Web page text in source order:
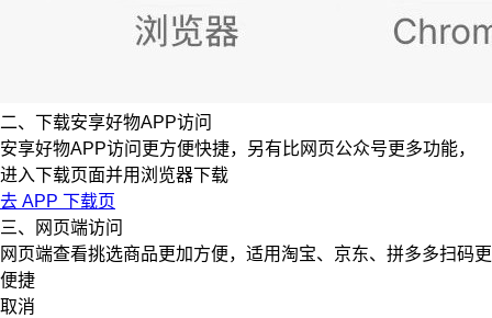
二、下载安享好物APP访问
安享好物APP访问更方便快捷，另有比网页公众号更多功能，
进入下载页面并用浏览器下载
去 APP 下载页
三、网页端访问
网页端查看挑选商品更加方便，适用淘宝、京东、拼多多扫码更
便捷
取消